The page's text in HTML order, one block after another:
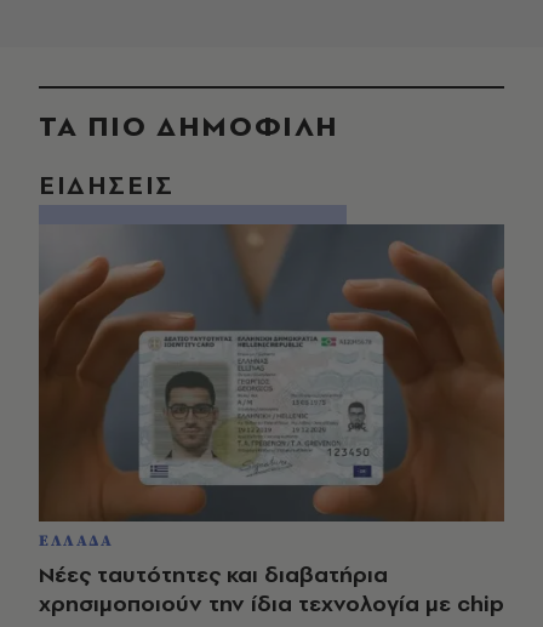
ΤΑ ΠΙΟ ΔΗΜΟΦΙΛΗ
ΕΙΔΗΣΕΙΣ
ΕΛΛΑΔΑ
Νέες ταυτότητες και διαβατήρια
χρησιμοποιούν την ίδια τεχνολογία με chip